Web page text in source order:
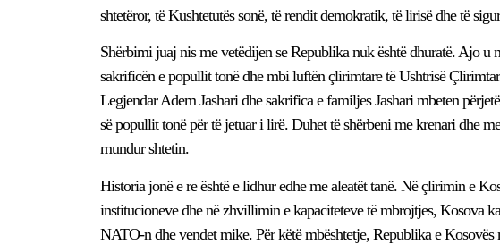
shtetëror, të Kushtetutës sonë, të rendit demokratik, të lirisë dhe të
Shërbimi juaj nis me vetëdijen se Republika nuk është dhuratë. Ajo
sakrificën e popullit tonë dhe mbi luftën çlirimtare të Ushtrisë
Legjendar Adem Jashari dhe sakrifica e familjes Jashari mbeten
së popullit tonë për të jetuar i lirë. Duhet të shërbeni me krenari dhe
mundur shtetin.
Historia jonë e re është e lidhur edhe me aleatët tanë. Në çlirimin e
institucioneve dhe në zhvillimin e kapaciteteve të mbrojtjes, Kosova
NATO-n dhe vendet mike. Për këtë mbështetje, Republika e Kosovës